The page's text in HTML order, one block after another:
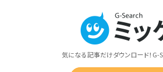
気になる記事だけダウンロード！G-